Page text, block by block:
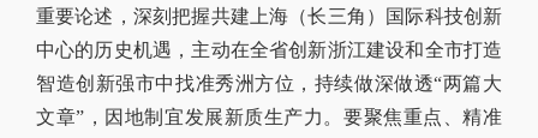
重要论述，深刻把握共建上海（长三角）国际科技创新
中心的历史机遇，主动在全省创新浙江建设和全市打造
智造创新强市中找准秀洲方位，持续做深做透“两篇大
文章”，因地制宜发展新质生产力。要聚焦重点、精准